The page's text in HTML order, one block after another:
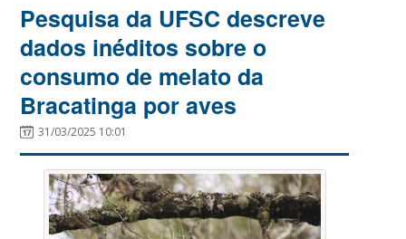
Pesquisa da UFSC descreve
dados inéditos sobre o
consumo de melato da
Bracatinga por aves
31/03/2025 10:01